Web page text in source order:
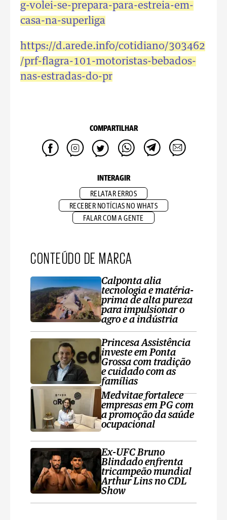
g-volei-se-prepara-para-estreia-em-
casa-na-superliga
https://d.arede.info/cotidiano/303462
/prf-flagra-101-motoristas-bebados-
nas-estradas-do-pr
COMPARTILHAR
INTERAGIR
RELATAR ERROS
RECEBER NOTÍCIAS NO WHATS
FALAR COM A GENTE
CONTEÚDO DE MARCA
Calponta alia
tecnologia e matéria-
prima de alta pureza
para impulsionar o
agro e a indústria
Princesa Assistência
investe em Ponta
Grossa com tradição
e cuidado com as
famílias
Medvitae fortalece
empresas em PG com
a promoção da saúde
ocupacional
Ex-UFC Bruno
Blindado enfrenta
tricampeão mundial
Arthur Lins no CDL
Show